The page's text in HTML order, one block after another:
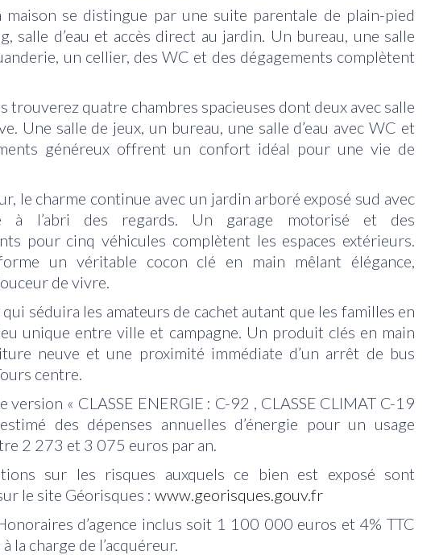
se distingue par une suite parentale de plain-pied
salle d’eau et accès direct au jardin. Un bureau, une salle
un cellier, des WC et des dégagements complètent
trouverez quatre chambres spacieuses dont deux avec salle
Une salle de jeux, un bureau, une salle d’eau avec WC et
généreux offrent un confort idéal pour une vie de
le charme continue avec un jardin arboré exposé sud avec
à l’abri des regards. Un garage motorisé et des
pour cinq véhicules complètent les espaces extérieurs.
forme un véritable cocon clé en main mêlant élégance,
de vivre.
séduira les amateurs de cachet autant que les familles en
unique entre ville et campagne. Un produit clés en main
neuve et une proximité immédiate d’un arrêt de bus
centre.
version « CLASSE ENERGIE : C-92 , CLASSE CLIMAT C-19
des dépenses annuelles d’énergie pour un usage
2 273 et 3 075 euros par an.
sur les risques auxquels ce bien est exposé sont
le site Géorisques : www.georisques.gouv.fr
d’agence inclus soit 1 100 000 euros et 4% TTC
la charge de l’acquéreur.